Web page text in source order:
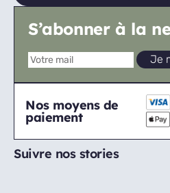
S’abonner à la
Nos moyens de
paiement
Suivre nos stories